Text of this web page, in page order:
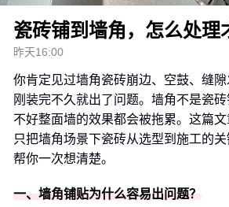
瓷砖铺到墙角，怎么处理
昨天16:00
你肯定见过墙角瓷砖崩边、空鼓、缝
刚装完不久就出了问题。墙角不是瓷
不好整面墙的效果都会被拖累。这篇文
只把墙角场景下瓷砖从选型到施工的关
帮你一次想清楚。
一、墙角铺贴为什么容易出问题？